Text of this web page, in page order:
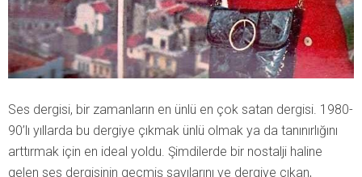
Ses dergisi, bir zamanların en ünlü en çok satan dergisi. 1980-
90’lı yıllarda bu dergiye çıkmak ünlü olmak ya da tanınırlığını
arttırmak için en ideal yoldu. Şimdilerde bir nostalji haline
gelen ses dergisinin geçmiş sayılarını ve dergiye çıkan,